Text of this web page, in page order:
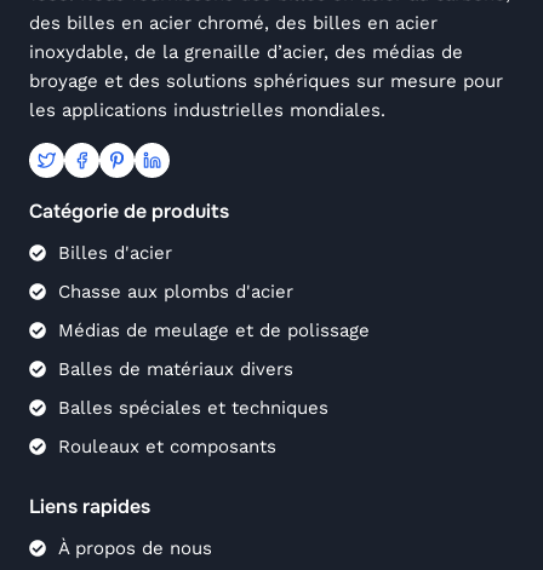
des billes en acier chromé, des billes en acier
inoxydable, de la grenaille d’acier, des médias de
broyage et des solutions sphériques sur mesure pour
les applications industrielles mondiales.
Catégorie de produits
Billes d'acier
Chasse aux plombs d'acier
Médias de meulage et de polissage
Balles de matériaux divers
Balles spéciales et techniques
Rouleaux et composants
Liens rapides
À propos de nous